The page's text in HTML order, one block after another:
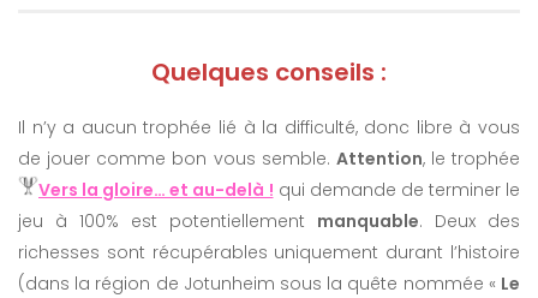
Quelques conseils :
Il n’y a aucun trophée lié à la difficulté, donc libre à vous
de jouer comme bon vous semble. Attention, le trophée
Vers la gloire… et au-delà ! qui demande de terminer le
jeu à 100% est potentiellement manquable. Deux des
richesses sont récupérables uniquement durant l’histoire
(dans la région de Jotunheim sous la quête nommée « Le